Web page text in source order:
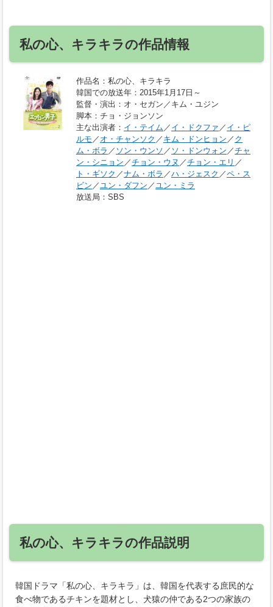
私の心、キラキラの作品情報
作品名 ：私の心、キラキラ
韓国での放送年 ：2015年1月17日～
監督・演出 ：オ・セガン／キム・ユジン
脚本 ：チョ・ジョンソン
主な出演者 ： イ・テイム ／ イ・ドクファ ／ イ・ピ
ルモ ／ オ・チャンソク ／ キム・ドンヒョン ／ ク
ム・ボラ ／ ソン・ウンソ ／ ソ・ドンウォン ／チャ
ン・シニョン ／チョン・ウヌ ／チョン・エリ ／
ト・ギソク ／ナム・ボラ ／ハ・ジェスク ／ペ・ス
ビン ／ユン・ダフン ／ユン・ミラ
放送局 ：SBS
私の心、キラキラの作品説明
韓国ドラマ「私の心、キラキラ」は、韓国を代表する庶民的な
食べ物であるチキンを題材とし、犬猿の仲である2つの家族の